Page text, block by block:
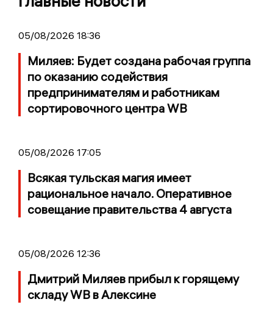
05/08/2026 18:36
Миляев: Будет создана рабочая группа
по оказанию содействия
предпринимателям и работникам
сортировочного центра WB
05/08/2026 17:05
Всякая тульская магия имеет
рациональное начало. Оперативное
совещание правительства 4 августа
05/08/2026 12:36
Дмитрий Миляев прибыл к горящему
складу WB в Алексине